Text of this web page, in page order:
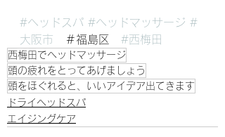
#ヘッドスパ #ヘッドマッサージ #
大阪市 ＃福島区 #西梅田
西梅田でヘッドマッサージ
頭の疲れをとってあげましょう
頭をほぐれると、いいアイデア出てきます
ドライヘッドスパ
エイジングケア